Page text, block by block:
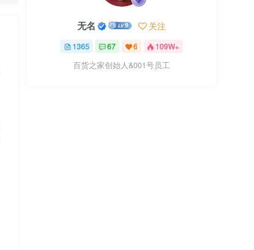
无名 关注
1365 67 6 109W+
百货之家创始人&001号员工